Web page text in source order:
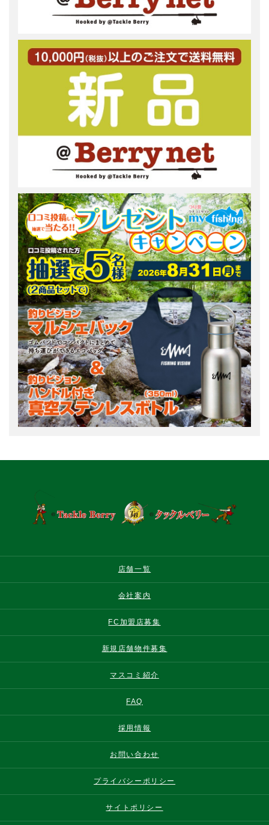
店舗一覧
会社案内
FC加盟店募集
新規店舗物件募集
マスコミ紹介
FAQ
採用情報
お問い合わせ
プライバシーポリシー
サイトポリシー